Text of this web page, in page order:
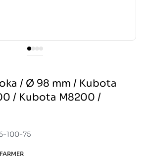
/ Ø 98 mm / Kubota
/ Kubota M8200 /
100-75